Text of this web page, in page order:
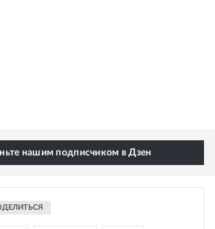
нашим подписчиком в Дзен